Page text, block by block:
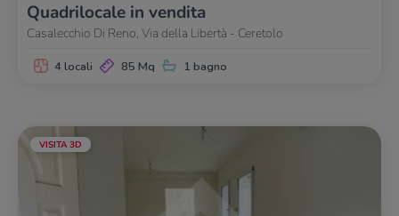
Quadrilocale in vendita
Casalecchio Di Reno, Via della Libertà - Ceretolo
4 locali 85 Mq 1 bagno
VISITA 3D